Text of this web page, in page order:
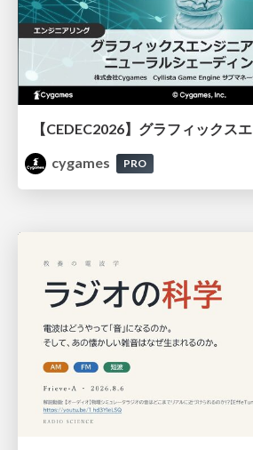
cygames
PRO